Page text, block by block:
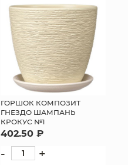
ГОРШОК КОМПОЗИТ
ГНЕЗДО ШАМПАНЬ
КРОКУС №1
402.50 ₽
- +